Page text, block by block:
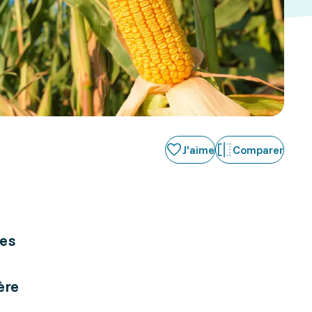
J'aime Comparer